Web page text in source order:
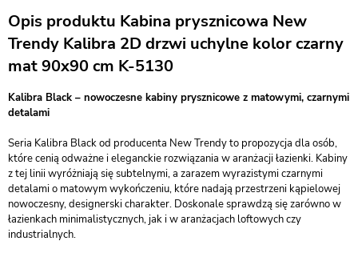
Opis produktu Kabina prysznicowa New
Trendy Kalibra 2D drzwi uchylne kolor czarny
mat 90x90 cm K-5130
Kalibra Black – nowoczesne kabiny prysznicowe z matowymi, czarnymi
detalami
Seria Kalibra Black od producenta New Trendy to propozycja dla osób,
które cenią odważne i eleganckie rozwiązania w aranżacji łazienki. Kabiny
z tej linii wyróżniają się subtelnymi, a zarazem wyrazistymi czarnymi
detalami o matowym wykończeniu, które nadają przestrzeni kąpielowej
nowoczesny, designerski charakter. Doskonale sprawdzą się zarówno w
łazienkach minimalistycznych, jak i w aranżacjach loftowych czy
industrialnych.